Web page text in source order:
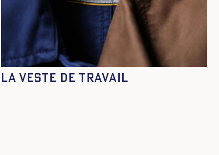
La veste de travail